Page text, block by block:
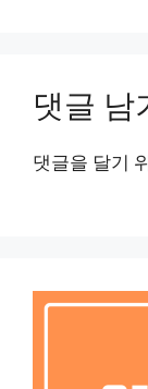
댓글 남
댓글을 달기